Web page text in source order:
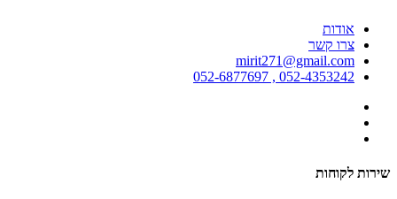
אודות
צרו קשר
mirit271@gmail.com
052-4353242 , 052-6877697
שירות לקוחות